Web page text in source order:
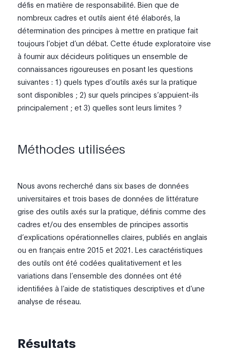
défis en matière de responsabilité. Bien que de
nombreux cadres et outils aient été élaborés, la
détermination des principes à mettre en pratique fait
toujours l’objet d’un débat. Cette étude exploratoire vise
à fournir aux décideurs politiques un ensemble de
connaissances rigoureuses en posant les questions
suivantes : 1) quels types d’outils axés sur la pratique
sont disponibles ; 2) sur quels principes s’appuient-ils
principalement ; et 3) quelles sont leurs limites ?
Méthodes utilisées
Nous avons recherché dans six bases de données
universitaires et trois bases de données de littérature
grise des outils axés sur la pratique, définis comme des
cadres et/ou des ensembles de principes assortis
d’explications opérationnelles claires, publiés en anglais
ou en français entre 2015 et 2021. Les caractéristiques
des outils ont été codées qualitativement et les
variations dans l’ensemble des données ont été
identifiées à l’aide de statistiques descriptives et d’une
analyse de réseau.
Résultats